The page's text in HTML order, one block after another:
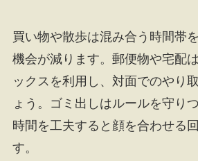
買い物や散歩は混み合う時間帯
機会が減ります。郵便物や宅配
ックスを利用し、対面でのやり
ょう。ゴミ出しはルールを守り
時間を工夫すると顔を合わせる
す。